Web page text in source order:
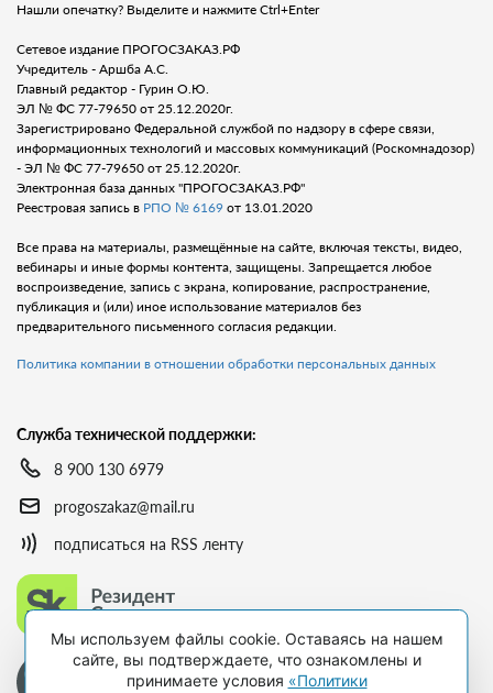
Нашли опечатку? Выделите и нажмите Ctrl+Enter
Сетевое издание ПРОГОСЗАКАЗ.РФ
Учредитель - Аршба А.С.
Главный редактор - Гурин О.Ю.
ЭЛ № ФС 77-79650 от 25.12.2020г.
Зарегистрировано Федеральной службой по надзору в сфере связи,
информационных технологий и массовых коммуникаций (Роскомнадозор)
- ЭЛ № ФС 77-79650 от 25.12.2020г.
Электронная база данных "ПРОГОСЗАКАЗ.РФ"
Реестровая запись в РПО № 6169 от 13.01.2020
Все права на материалы, размещённые на сайте, включая тексты, видео,
вебинары и иные формы контента, защищены. Запрещается любое
воспроизведение, запись с экрана, копирование, распространение,
публикация и (или) иное использование материалов без
предварительного письменного согласия редакции.
Политика компании в отношении обработки персональных данных
Служба технической поддержки:
8 900 130 6979
progoszakaz@mail.ru
подписаться на RSS ленту
Мы используем файлы cookie. Оставаясь на нашем
сайте, вы подтверждаете, что ознакомлены и
принимаете условия «Политики